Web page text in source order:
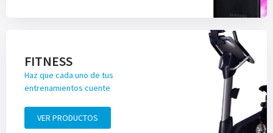
FITNESS
Haz que cada uno de tus
entrenamientos cuente
VER PRODUCTOS